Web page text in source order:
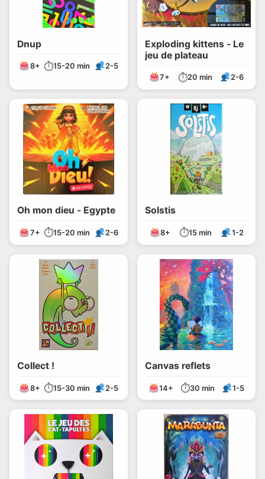
Dnup
8+ ⏱15-20 min 2-5
Exploding kittens - Le
jeu de plateau
7+ ⏱20 min 2-6
Oh mon dieu - Egypte
7+ ⏱15-20 min 2-6
Solstis
8+ ⏱15 min 1-2
Collect !
8+ ⏱15-30 min 2-5
Canvas reflets
14+ ⏱30 min 1-5